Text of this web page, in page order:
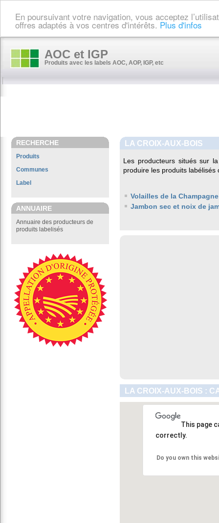
En poursuivant votre navigation, vous acceptez
offres adaptés à vos centres d'intérêts. Plus d'infos
AOC et IGP
Produits avec les labels AOC, AOP, IGP, etc
RECHERCHE
Produits
Communes
Label
ANNUAIRE
Annuaire des producteurs de
produits labelisés
LA CROIX-AUX-BOIS
Les producteurs situés sur
produire les produits labélisés
Volailles de la Champagne
Jambon sec et noix de
LA CROIX-AUX-BOIS :
This page
correctly.
Do you own this